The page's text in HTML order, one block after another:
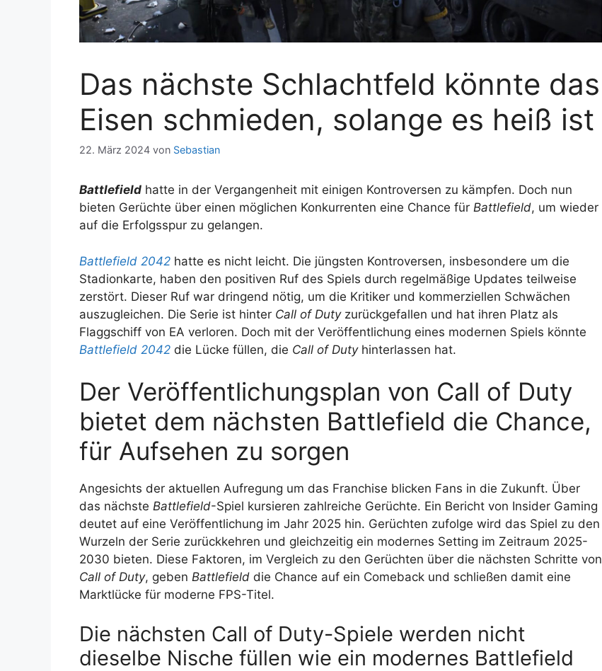
Das nächste Schlachtfeld könnte das
Eisen schmieden, solange es heiß ist
22. März 2024 von Sebastian
Battlefield hatte in der Vergangenheit mit einigen Kontroversen zu kämpfen. Doch nun
bieten Gerüchte über einen möglichen Konkurrenten eine Chance für Battlefield, um wieder
auf die Erfolgsspur zu gelangen.
Battlefield 2042 hatte es nicht leicht. Die jüngsten Kontroversen, insbesondere um die
Stadionkarte, haben den positiven Ruf des Spiels durch regelmäßige Updates teilweise
zerstört. Dieser Ruf war dringend nötig, um die Kritiker und kommerziellen Schwächen
auszugleichen. Die Serie ist hinter Call of Dutyzurückgefallen und hat ihren Platz als
Flaggschiff von EA verloren. Doch mit der Veröffentlichung eines modernen Spiels könnte
Battlefield 2042 die Lücke füllen, die Call of Dutyhinterlassen hat.
Der Veröffentlichungsplan von Call of Duty
bietet dem nächsten Battlefield die Chance,
für Aufsehen zu sorgen
Angesichts der aktuellen Aufregung um das Franchise blicken Fans in die Zukunft. Über
das nächste Battlefield-Spiel kursieren zahlreiche Gerüchte. Ein Bericht von Insider Gaming
deutet auf eine Veröffentlichung im Jahr 2025 hin. Gerüchten zufolge wird das Spiel zu den
Wurzeln der Serie zurückkehren und gleichzeitig ein modernes Setting im Zeitraum 2025-
2030 bieten. Diese Faktoren, im Vergleich zu den Gerüchten über die nächsten Schritte von
Call of Duty, geben Battlefield die Chance auf ein Comeback und schließen damit eine
Marktlücke für moderne FPS-Titel.
Die nächsten Call of Duty-Spiele werden nicht
dieselbe Nische füllen wie ein modernes Battlefield